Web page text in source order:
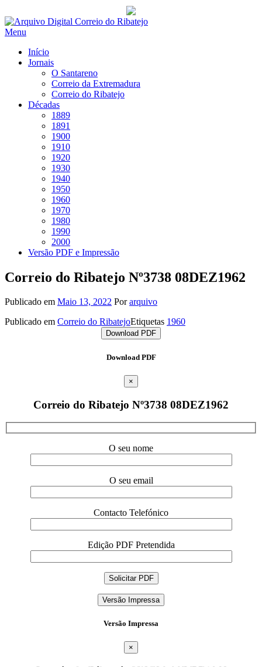
Saltar
para
Menu
Início
Jornais
O Santareno
Correio da Extremadura
Correio do Ribatejo
Décadas
1889
1891
1900
1910
1920
1930
1940
1950
1960
1970
1980
1990
2000
Versão PDF e Impressão
Correio do Ribatejo Nº3738 08DEZ1962
Publicado em Maio 13, 2022 Porarquivo
Publicado em Correio do RibatejoEtiquetas 1960
Download PDF
Download PDF
×
Correio do Ribatejo Nº3738 08DEZ1962
O seu nome
O seu email
Contacto Telefónico
Edição PDF Pretendida
Versão Impressa
Versão Impressa
×